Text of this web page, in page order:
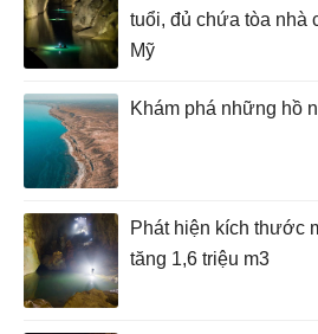
tuổi, đủ chứa tòa nhà
Mỹ
Khám phá những hồ
Phát hiện kích thước
tăng 1,6 triệu m3